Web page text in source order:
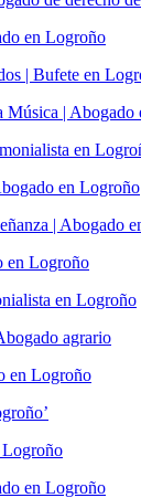
en Logroño
| Bufete en
Música |
en
en Logroño
| Abogado
en Logroño
en Logroño
agrario
en Logroño
Logroño
en Logroño